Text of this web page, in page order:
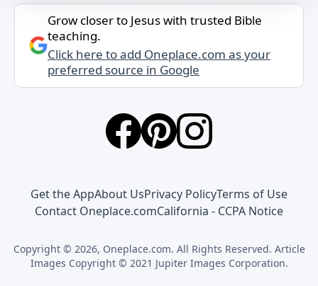
Grow closer to Jesus with trusted Bible
teaching.
Click here to add Oneplace.com as your
preferred source in Google
Get the AppAbout UsPrivacy PolicyTerms of Use
Contact Oneplace.comCalifornia - CCPA Notice
Copyright © 2026, Oneplace.com. All Rights Reserved. Article
Images Copyright © 2021 Jupiter Images Corporation.